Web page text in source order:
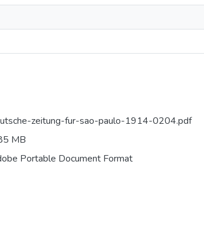
zeitung-fur-sao-paulo-1914-0204.pdf
MB
Portable Document Format